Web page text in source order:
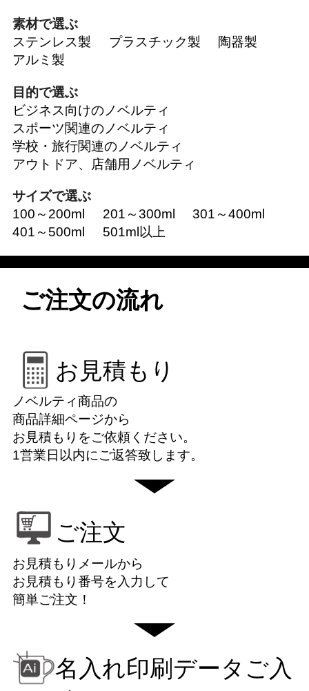
素材で選ぶ
ステンレス製
プラスチック製
陶器製
アルミ製
目的で選ぶ
ビジネス向けのノベルティ
スポーツ関連のノベルティ
学校・旅行関連のノベルティ
アウトドア、店舗用ノベルティ
サイズで選ぶ
100～200ml
201～300ml
301～400ml
401～500ml
501ml以上
ご注文の流れ
お見積もり
ノベルティ商品の
商品詳細ページから
お見積もりをご依頼ください。
1営業日以内にご返答致します。
ご注文
お見積もりメールから
お見積もり番号を入力して
簡単ご注文！
名入れ印刷データご入